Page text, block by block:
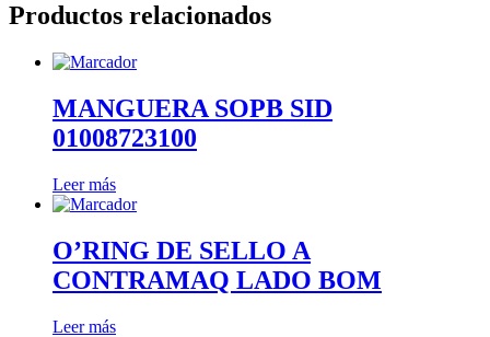
Productos relacionados
MANGUERA SOPB SID
01008723100
Leer más
O’RING DE SELLO A
CONTRAMAQ LADO BOM
Leer más